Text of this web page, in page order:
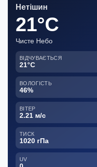
Нетішин
21°C
Чисте Небо
ВІДЧУВАЄТЬСЯ
21°C
ВОЛОГІСТЬ
46%
ВІТЕР
2.21 м/с
ТИСК
1020 гПа
UV